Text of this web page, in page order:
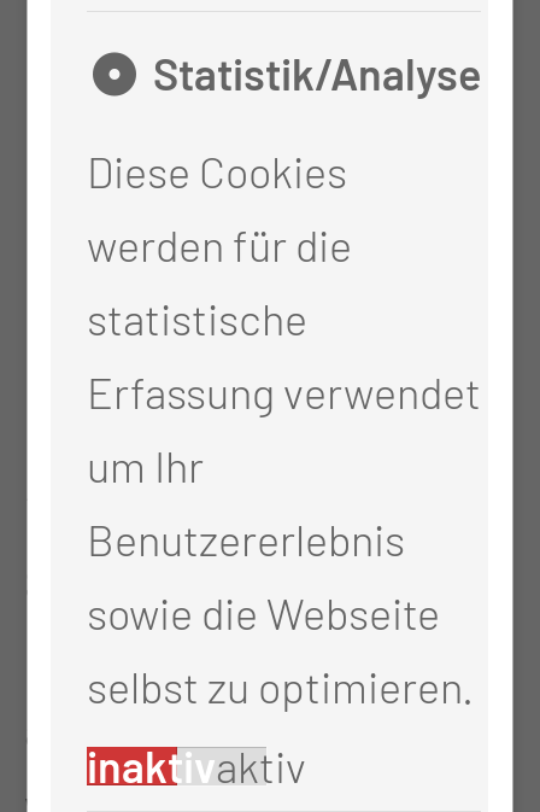
Sie sagen, die Arbeit ist
familienfreundlich - Wie
sieht denn ein klassischer
Tag bei Ihnen aus?
beispielsweise von 6 bis
Spätschicht z.B. von 13.30
abhängig davon, auf
Statistik/Analyse
Diese Cookies
werden für die
statistische
Erfassung verwendet
um Ihr
Benutzererlebnis
sowie die Webseite
selbst zu optimieren.
inaktivaktiv